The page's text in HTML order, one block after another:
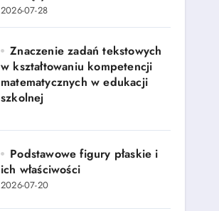
2026-07-28
Znaczenie zadań tekstowych
w kształtowaniu kompetencji
matematycznych w edukacji
szkolnej
Podstawowe figury płaskie i
ich właściwości
2026-07-20